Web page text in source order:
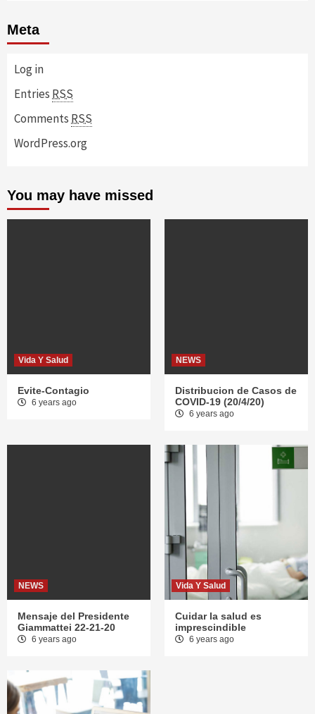
Meta
Log in
Entries RSS
Comments RSS
WordPress.org
You may have missed
Vida Y Salud
Evite-Contagio
6 years ago
NEWS
Distribucion de Casos de
COVID-19 (20/4/20)
6 years ago
NEWS
Mensaje del Presidente
Giammattei 22-21-20
6 years ago
Vida Y Salud
Cuidar la salud es
imprescindible
6 years ago